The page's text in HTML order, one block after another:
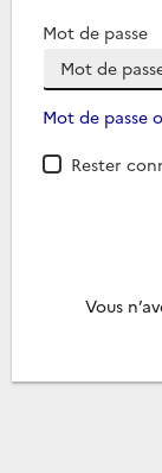
Mot de passe
Mot de passe
Rester
Vous